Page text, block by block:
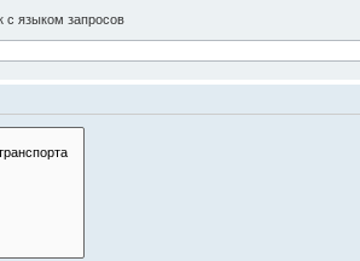
с языком запросов